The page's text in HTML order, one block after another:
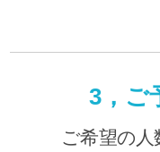
3，ご
ご希望の